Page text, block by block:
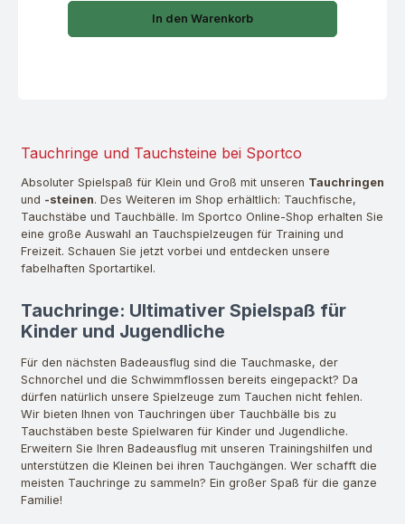
In den Warenkorb
Tauchringe und Tauchsteine bei Sportco
Absoluter Spielspaß für Klein und Groß mit unseren Tauchringen
und -steinen. Des Weiteren im Shop erhältlich: Tauchfische,
Tauchstäbe und Tauchbälle. Im Sportco Online-Shop erhalten Sie
eine große Auswahl an Tauchspielzeugen für Training und
Freizeit. Schauen Sie jetzt vorbei und entdecken unsere
fabelhaften Sportartikel.
Tauchringe: Ultimativer Spielspaß für
Kinder und Jugendliche
Für den nächsten Badeausflug sind die Tauchmaske, der
Schnorchel und die Schwimmflossen bereits eingepackt? Da
dürfen natürlich unsere Spielzeuge zum Tauchen nicht fehlen.
Wir bieten Ihnen von Tauchringen über Tauchbälle bis zu
Tauchstäben beste Spielwaren für Kinder und Jugendliche.
Erweitern Sie Ihren Badeausflug mit unseren Trainingshilfen und
unterstützen die Kleinen bei ihren Tauchgängen. Wer schafft die
meisten Tauchringe zu sammeln? Ein großer Spaß für die ganze
Familie!